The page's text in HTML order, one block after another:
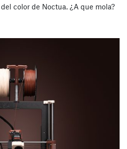
color de Noctua. ¿A que mola?